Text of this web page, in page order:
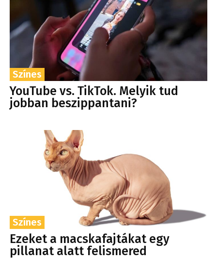
Színes
YouTube vs. TikTok. Melyik tud
jobban beszippantani?
Színes
Ezeket a macskafajtákat egy
pillanat alatt felismered